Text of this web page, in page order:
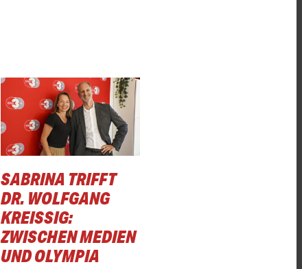
SABRINA TRIFFT
DR. WOLFGANG
KREISSIG: Z
WISCHEN MEDIEN U
ND OLYMPIA